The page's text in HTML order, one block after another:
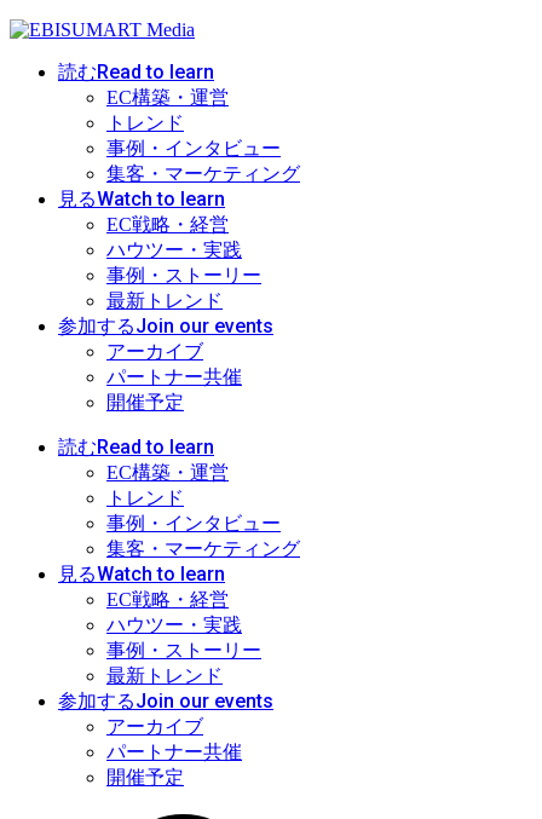
読むRead to learn
EC構築・運営
トレンド
事例・インタビュー
集客・マーケティング
見るWatch to learn
EC戦略・経営
ハウツー・実践
事例・ストーリー
最新トレンド
参加するJoin our events
アーカイブ
パートナー共催
開催予定
読むRead to learn
EC構築・運営
トレンド
事例・インタビュー
集客・マーケティング
見るWatch to learn
EC戦略・経営
ハウツー・実践
事例・ストーリー
最新トレンド
参加するJoin our events
アーカイブ
パートナー共催
開催予定